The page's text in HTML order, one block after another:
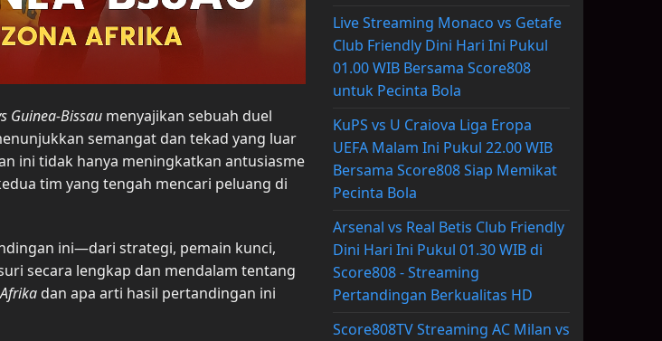
Guinea-Bissau menyajikan sebuah duel
semangat dan tekad yang luar
ini tidak hanya meningkatkan antusiasme
tim yang tengah mencari peluang di
ini—dari strategi, pemain kunci,
secara lengkap dan mendalam tentang
dan apa arti hasil pertandingan ini
Live Streaming Monaco vs Getafe
Club Friendly Dini Hari Ini Pukul
01.00 WIB Bersama Score808
untuk Pecinta Bola
KuPS vs U Craiova Liga Eropa
UEFA Malam Ini Pukul 22.00 WIB
Bersama Score808 Siap Memikat
Pecinta Bola
Arsenal vs Real Betis Club Friendly
Dini Hari Ini Pukul 01.30 WIB di
Score808 - Streaming
Pertandingan Berkualitas HD
Score808TV Streaming AC Milan vs